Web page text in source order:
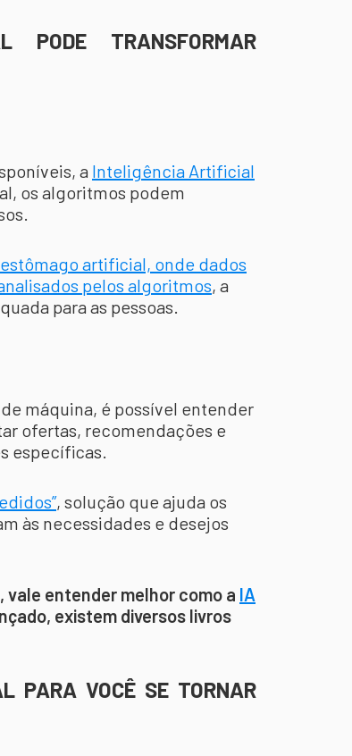
PODE TRANSFORMAR
a Inteligência Artificial
os algoritmos podem
artificial, onde dados
pelos algoritmos, a
para as pessoas.
máquina, é possível entender
ofertas, recomendações e
específicas.
, solução que ajuda os
às necessidades e desejos
vale entender melhor como a IA
existem diversos livros
PARA VOCÊ SE TORNAR